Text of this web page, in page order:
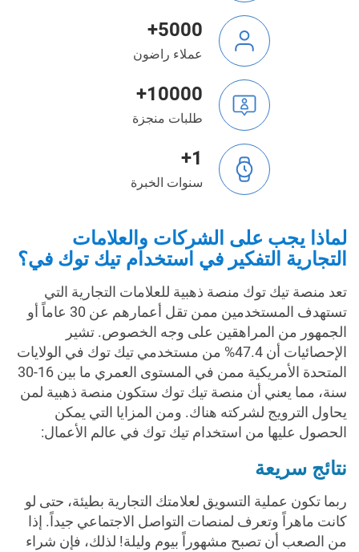
5000+
عملاء راضون
10000+
طلبات منجزة
1+
سنوات الخبرة
لماذا يجب على الشركات والعلامات
التجارية التفكير في استخدام تيك توك في؟
تعد منصة تيك توك منصة ذهبية للعلامات التجارية التي
تستهدف المستخدمين ممن تقل أعمارهم عن 30 عاماً أو
الجمهور من المراهقين على وجه الخصوص. تشير
الإحصائيات أن 47.4% من مستخدمي تيك توك في الولايات
المتحدة الأمريكية ممن في المستوى العمري ما بين 16-30
سنة، مما يعني أن منصة تيك توك ستكون منصة ذهبية لمن
يحاول الترويج لشركته هناك. ومن المزايا التي يمكن
الحصول عليها من استخدام تيك توك في عالم الأعمال:
نتائج سريعة
ربما تكون عملية التسويق لعلامتك التجارية بطيئة، حتى لو
كانت ماهراً وتعرف لمنصات التواصل الاجتماعي جيداً. إذا
من الصعب أن تصبح مشهوراً بيوم وليلة! لذلك، فإن شراء